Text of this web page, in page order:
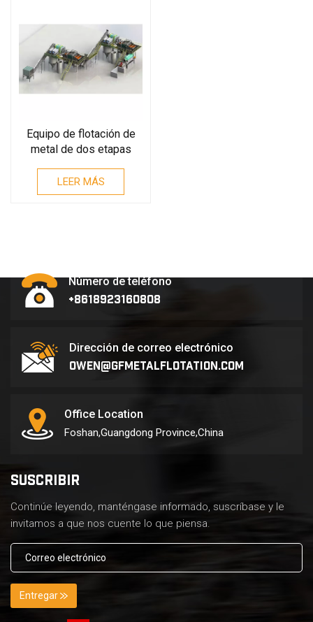
Equipo de flotación de
metal de dos etapas
LEER MÁS
Número de teléfono
+8618923160808
Dirección de correo electrónico
owen@gfmetalflotation.com
Office Location
Foshan,Guangdong Province,China
SUSCRIBIR
Continúe leyendo, manténgase informado, suscríbase y le
invitamos a que nos cuente lo que piensa.
Entregar